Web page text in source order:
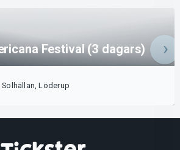
Festival (3 dagars)
Solhällan, Löderup